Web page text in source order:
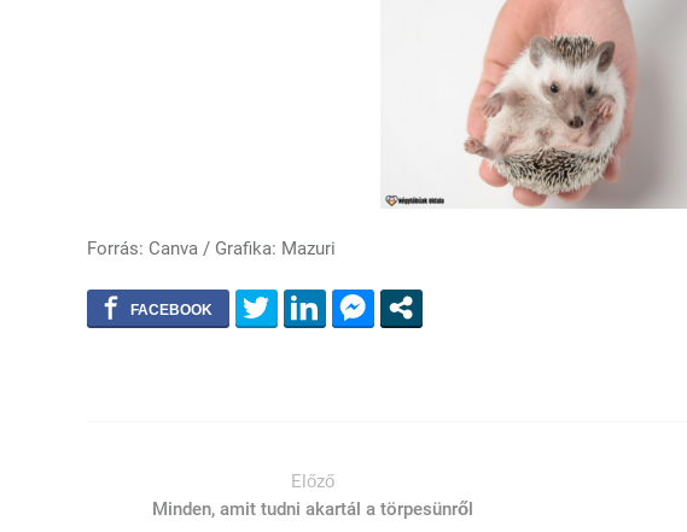
Forrás: Canva / Grafika: Mazuri
Előző
Minden, amit tudni akartál a törpesünről